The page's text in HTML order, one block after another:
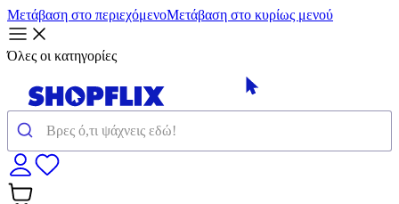
Μετάβαση στο περιεχόμενοΜετάβαση στο κυρίως μενού
Όλες οι κατηγορίες